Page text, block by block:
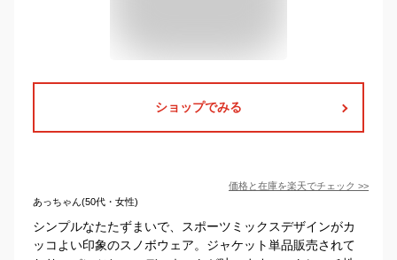
ショップでみる
価格と在庫を楽天でチェック >>
あっちゃん(50代・女性)
シンプルなたたずまいで、スポーツミックスデザインがカ
ッコよい印象のスノボウェア。ジャケット単品販売されて